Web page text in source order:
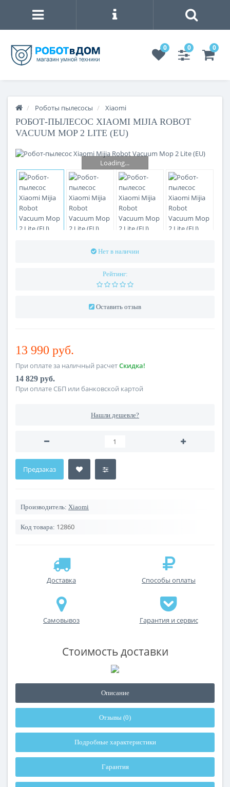
0 0 0
Роботы пылесосы Xiaomi
РОБОТ-ПЫЛЕСОС XIAOMI MIJIA ROBOT
VACUUM MOP 2 LITE (EU)
Loading...
Нет в наличии
Рейтинг:
Оставить отзыв
13 990 руб.
При оплате за наличный расчетСкидка!
14 829 руб.
При оплате СБП или банковской картой
Нашли дешевле?
Предзаказ
Производитель: Xiaomi
Код товара: 12860
Доставка Способы оплаты
Самовывоз Гарантия и сервис
Стоимость доставки
Описание
Отзывы (0)
Подробные характеристики
Гарантия